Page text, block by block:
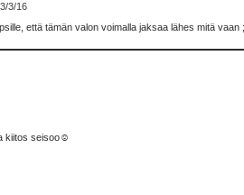
3/16
että tämän valon voimalla jaksaa lähes mitä vaan
kiitos seisoo☺